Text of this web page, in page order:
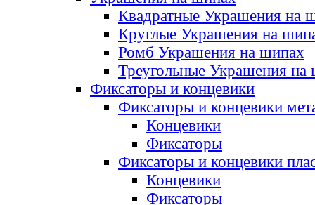
Квадратные Украшения на
Круглые Украшения на
Ромб Украшения на шипах
Треугольные Украшения на
Фиксаторы и концевики
Фиксаторы и концевики
Концевики
Фиксаторы
Фиксаторы и концевики
Концевики
Фиксаторы